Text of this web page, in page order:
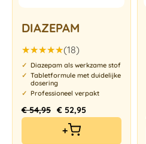
DIAZEPAM
Gewaardeerd
4.94uit 5
(18)
Diazepam als werkzame stof
Tabletformule met duidelijke
dosering
Professioneel verpakt
€54,95 € 52,95
+